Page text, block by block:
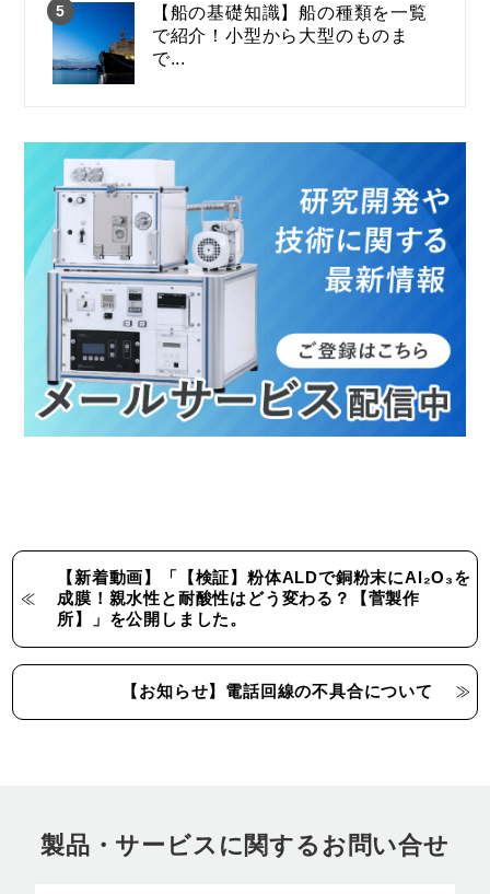
【船の基礎知識】船の種類を一覧
で紹介！小型から大型のものま
で...
【新着動画】「【検証】粉体ALDで銅粉末にAl₂O₃を
成膜！親水性と耐酸性はどう変わる？【菅製作
所】」を公開しました。
【お知らせ】電話回線の不具合について
製品・サービスに関するお問い合せ